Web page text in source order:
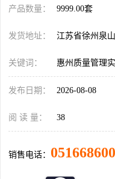
产品数量： 9999.00套
发货地址： 江苏省徐州泉
关键词： 惠州质量管理实
发布日期： 2026-08-08
阅 读 量： 38
销售电话：